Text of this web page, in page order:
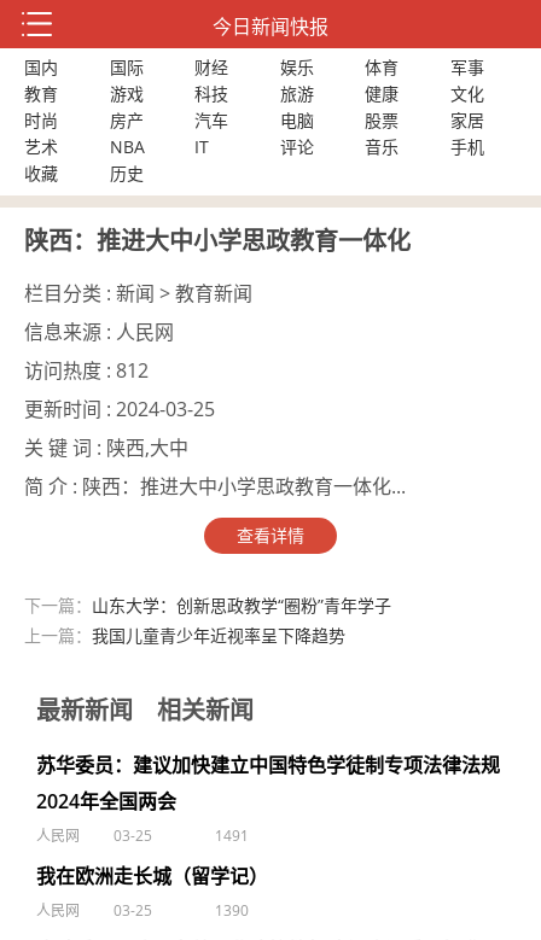
今日新闻快报
国内 国际 财经 娱乐 体育
军事
教育
游戏 科技 旅游 健康
文化
时尚
房产 汽车 电脑 股票
家居
艺术
NBA IT 评论 音乐
手机
收藏
历史
陕西：推进大中小学思政教育一体化
栏目分类 : 新闻 > 教育新闻
信息来源 : 人民网
访问热度 : 812
更新时间 : 2024-03-25
关 键 词 : 陕西,大中
简 介 : 陕西：推进大中小学思政教育一体化...
查看详情
下一篇： 山东大学：创新思政教学“圈粉”青年学子
上一篇： 我国儿童青少年近视率呈下降趋势
最新新闻 相关新闻
苏华委员：建议加快建立中国特色学徒制专项法律法规
2024年全国两会
人民网 03-25 1491
我在欧洲走长城（留学记）
人民网 03-25 1390